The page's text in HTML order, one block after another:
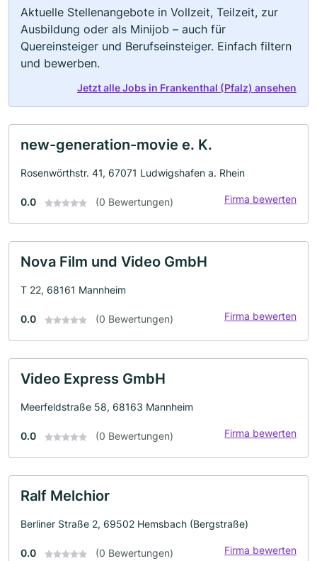
Aktuelle Stellenangebote in Vollzeit, Teilzeit, zur
Ausbildung oder als Minijob – auch für
Quereinsteiger und Berufseinsteiger. Einfach filtern
und bewerben.
Jetzt alle Jobs in Frankenthal (Pfalz) ansehen
new-generation-movie e. K.
Rosenwörthstr. 41, 67071 Ludwigshafen a. Rhein
0.0 (0 Bewertungen) Firma bewerten
Nova Film und Video GmbH
T 22, 68161 Mannheim
0.0 (0 Bewertungen) Firma bewerten
Video Express GmbH
Meerfeldstraße 58, 68163 Mannheim
0.0 (0 Bewertungen) Firma bewerten
Ralf Melchior
Berliner Straße 2, 69502 Hemsbach (Bergstraße)
0.0 (0 Bewertungen) Firma bewerten